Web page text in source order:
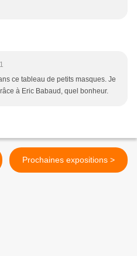
ce tableau de petits masques. Je
à Eric Babaud, quel bonheur.
Prochaines expositions >